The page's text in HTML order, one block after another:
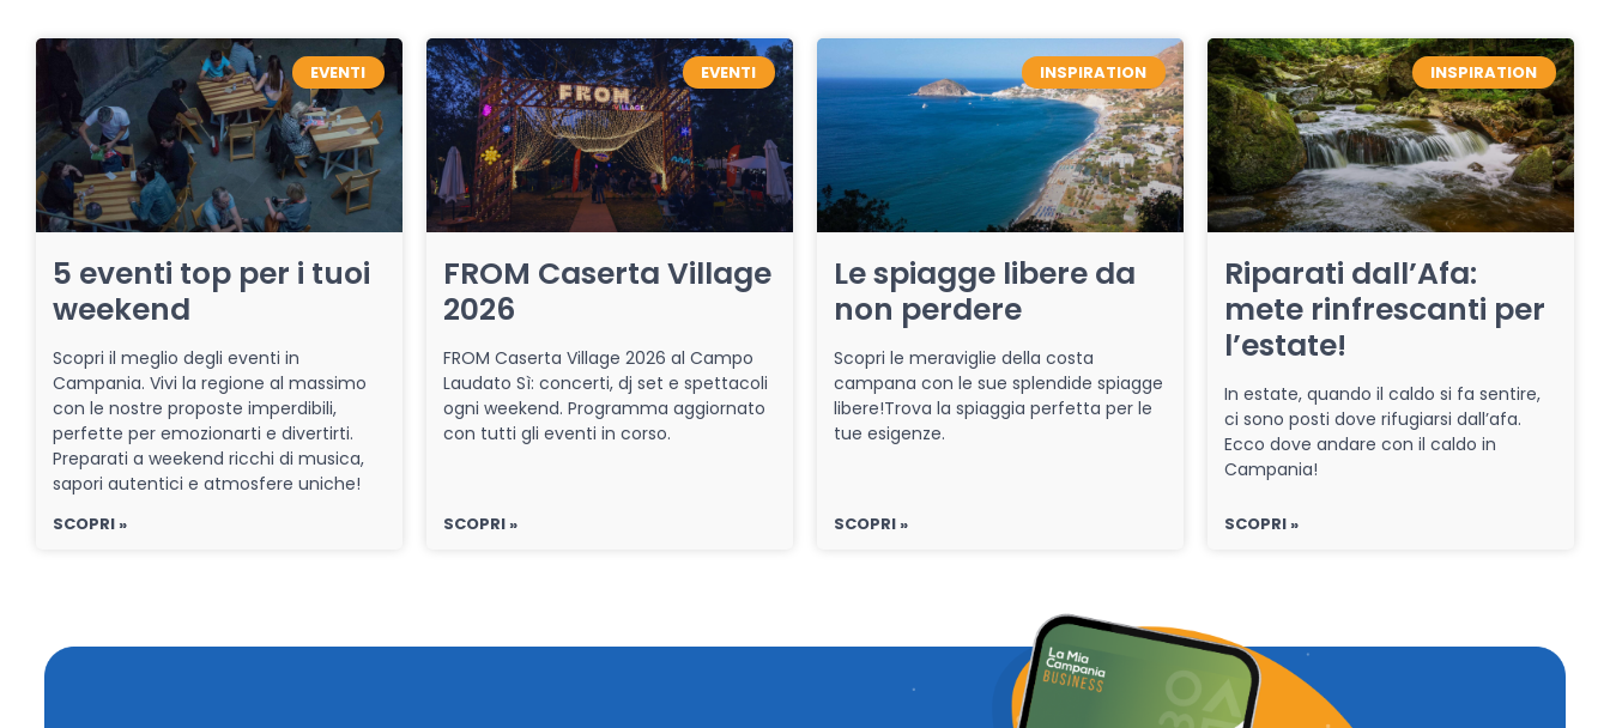
EVENTI
5 eventi top per i tuoi
weekend
Scopri il meglio degli eventi in
Campania. Vivi la regione al massimo
con le nostre proposte imperdibili,
perfette per emozionarti e divertirti.
Preparati a weekend ricchi di musica,
sapori autentici e atmosfere uniche!
SCOPRI »
EVENTI
FROM Caserta Village
2026
FROM Caserta Village 2026 al Campo
Laudato Sì: concerti, dj set e spettacoli
ogni weekend. Programma aggiornato
con tutti gli eventi in corso.
SCOPRI »
INSPIRATION
Le spiagge libere da
non perdere
Scopri le meraviglie della costa
campana con le sue splendide spiagge
libere!Trova la spiaggia perfetta per le
tue esigenze.
SCOPRI »
INSPIRATION
Riparati dall’Afa:
mete rinfrescanti per
l’estate!
In estate, quando il caldo si fa sentire,
ci sono posti dove rifugiarsi dall’afa.
Ecco dove andare con il caldo in
Campania!
SCOPRI »